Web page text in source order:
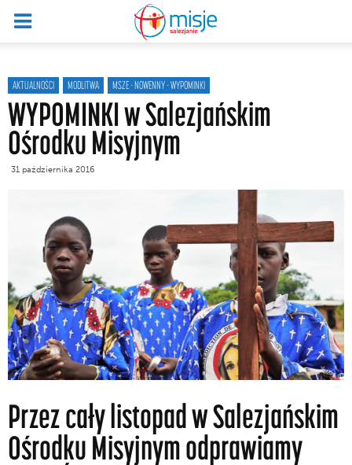
AKTUALNOŚCI MODLITWA MSZE - NOWENNY - WYPOMINKI
WYPOMINKI w Salezjańskim
Ośrodku Misyjnym
31 października 2016
Przez cały listopad w Salezjańskim
Ośrodku Misyjnym odprawiamy